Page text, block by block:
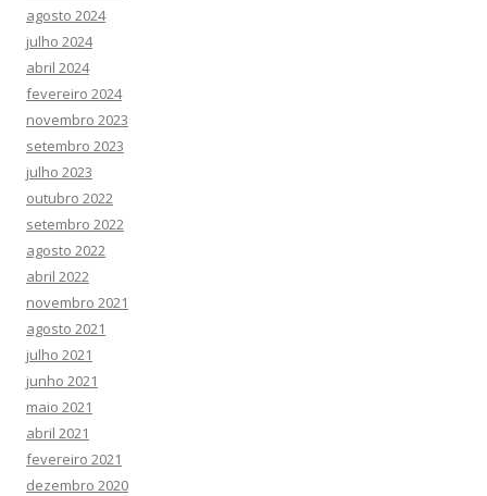
agosto 2024
julho 2024
abril 2024
fevereiro 2024
novembro 2023
setembro 2023
julho 2023
outubro 2022
setembro 2022
agosto 2022
abril 2022
novembro 2021
agosto 2021
julho 2021
junho 2021
maio 2021
abril 2021
fevereiro 2021
dezembro 2020